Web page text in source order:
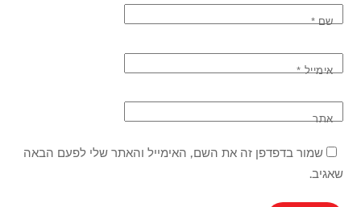
שם*
אימייל*
אתר
שמור בדפדפן זה את השם, האימייל והאתר שלי לפעם הבאה
שאגיב.